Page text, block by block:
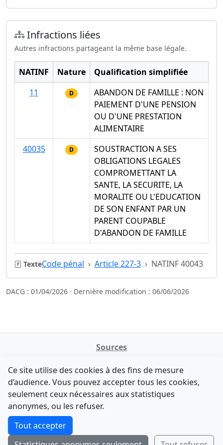
Infractions liées
Autres infractions partageant la même base légale.
NATINF Nature
Qualification simplifiée
11
D
ABANDON DE FAMILLE : NON
PAIEMENT D'UNE PENSION
OU D'UNE PRESTATION
ALIMENTAIRE
40035
D
SOUSTRACTION A SES
OBLIGATIONS LEGALES
COMPROMETTANT LA
SANTE, LA SECURITE, LA
MORALITE OU L'EDUCATION
DE SON ENFANT PAR UN
PARENT COUPABLE
D'ABANDON DE FAMILLE
TexteCode pénal Article 227-3 NATINF 40043
DACG : 01/04/2026 · Dernière modification : 06/06/2026
Sources
data.gouv.fr
Legifrance - API
Contact
F-Droid·App Store
Tchap
Comment avez-vous découvert NATINFo ?
Une courte réponse suffit (500 caractères max).
Ce site utilise des cookies à des fins de mesure
d’audience. Vous pouvez accepter tous les cookies,
seulement ceux nécessaires aux statistiques
anonymes, ou les refuser.
Tout accepter